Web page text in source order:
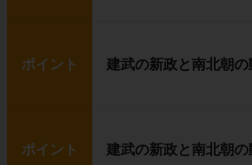
ポイント 建武の新政と南北朝の
ポイント 建武の新政と南北朝の